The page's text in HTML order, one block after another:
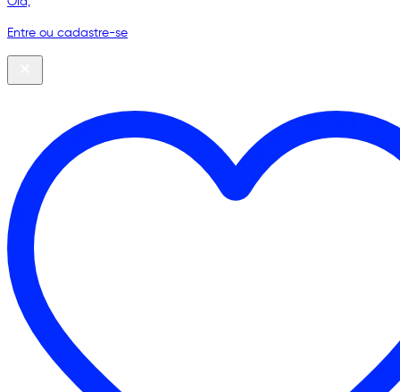
Entre ou cadastre-se